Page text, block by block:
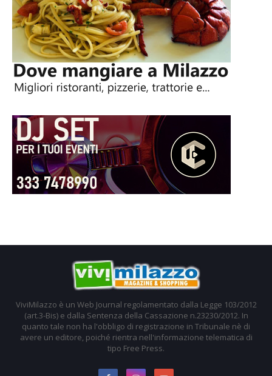
ViviMilazzo è un Web Journal regolamentato dalla Legge 103/2012
(art.3-Bis) e dalla Sentenza della Cassazione n.23230/2012. In
quanto tale non ha l'obbligo di registrazione in Tribunale nè di
avere un editore, poiché rientra nell'informazione telematica di
tipo Free Press.